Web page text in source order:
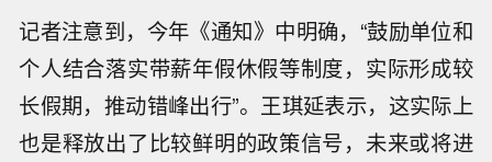
记者注意到，今年《通知》中明确，“鼓励单位和
个人结合落实带薪年假休假等制度，实际形成较
长假期，推动错峰出行”。王琪延表示，这实际上
也是释放出了比较鲜明的政策信号，未来或将进